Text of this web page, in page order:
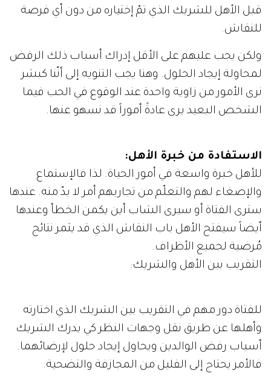
قبل الأهل للشريك الذي تمّ إختياره من دون أي فرصة
للنقاش.
ولكن يجب عليهم على الأقل إدراك أسباب ذلك الرفض
لمحاولة إيجاد الحلول. وهنا يجب التنويه إلى أنّنا كبشر
نرى الأمور من زاوية واحدة عند الوقوع في الحب فيما
الشخص البعيد يرى عادةً أموراً قد نسهو عنها.
الاستفادة من خبرة الأهل:
للأهل خبرة واسعة في أمور الحياة. لذا فالإستماع
والإصغاء لهم والتعلّم من تجاربهم أمر لا بدّ منه. عندها
سترى الفتاة أو سيرى الشاب أين يكمن الخطأ وعندها
أيضاً سيفتح الأهل باب النقاش الذي قد يثمر نتائج
مُرضية لجميع الأطراف.
التقريب بين الأهل والشريك:
للفتاة دور مهم في التقريب بين الشريك الذي اختارته
وأهلها عن طريق نقل وجهات النظر كي يدرك الشريك
أسباب رفض الوالدين ويحاول إيجاد حلول لإرضائهما.
فالأمر يحتاج إلى القليل من المجازفة والتضحية.